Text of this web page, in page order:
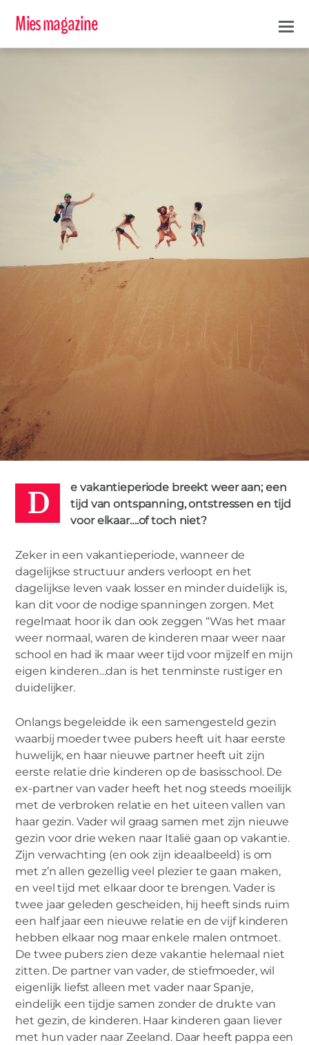
Mies magazine
MARIANNE 11 JULI 2018
MIES PARTNERS
Vakantie Samengesteld Gezin –
Iedereen heeft Belangen!
D
e vakantieperiode breekt weer aan; een
tijd van ontspanning, ontstressen en tijd
voor elkaar….of toch niet?
Zeker in een vakantieperiode, wanneer de
dagelijkse structuur anders verloopt en het
dagelijkse leven vaak losser en minder duidelijk is,
kan dit voor de nodige spanningen zorgen. Met
regelmaat hoor ik dan ook zeggen “Was het maar
weer normaal, waren de kinderen maar weer naar
school en had ik maar weer tijd voor mijzelf en mijn
eigen kinderen…dan is het tenminste rustiger en
duidelijker.
Onlangs begeleidde ik een samengesteld gezin
waarbij moeder twee pubers heeft uit haar eerste
huwelijk, en haar nieuwe partner heeft uit zijn
eerste relatie drie kinderen op de basisschool. De
ex-partner van vader heeft het nog steeds moeilijk
met de verbroken relatie en het uiteen vallen van
haar gezin. Vader wil graag samen met zijn nieuwe
gezin voor drie weken naar Italië gaan op vakantie.
Zijn verwachting (en ook zijn ideaalbeeld) is om
met z’n allen gezellig veel plezier te gaan maken,
en veel tijd met elkaar door te brengen. Vader is
twee jaar geleden gescheiden, hij heeft sinds ruim
een half jaar een nieuwe relatie en de vijf kinderen
hebben elkaar nog maar enkele malen ontmoet.
De twee pubers zien deze vakantie helemaal niet
zitten. De partner van vader, de stiefmoeder, wil
eigenlijk liefst alleen met vader naar Spanje,
eindelijk een tijdje samen zonder de drukte van
het gezin, de kinderen. Haar kinderen gaan liever
met hun vader naar Zeeland. Daar heeft pappa een